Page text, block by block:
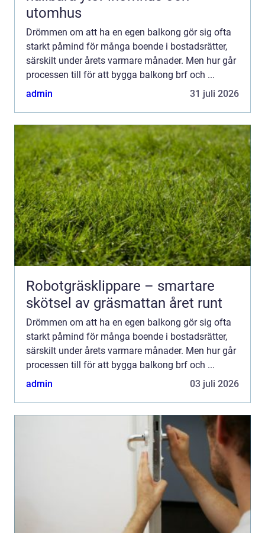
utomhus
Drömmen om att ha en egen balkong gör sig ofta
starkt påmind för många boende i bostadsrätter,
särskilt under årets varmare månader. Men hur går
processen till för att bygga balkong brf och ...
admin
31 juli 2026
Robotgräsklippare – smartare
skötsel av gräsmattan året runt
Drömmen om att ha en egen balkong gör sig ofta
starkt påmind för många boende i bostadsrätter,
särskilt under årets varmare månader. Men hur går
processen till för att bygga balkong brf och ...
admin
03 juli 2026